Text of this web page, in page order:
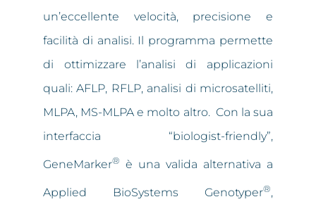
un’eccellente velocità, precisione e
facilità di analisi. Il programma permette
di ottimizzare l’analisi di applicazioni
quali: AFLP, RFLP, analisi di microsatelliti,
MLPA, MS-MLPA e molto altro. Con la sua
interfaccia “biologist-friendly”,
GeneMarker® è una valida alternativa a
Applied BioSystems Genotyper®,